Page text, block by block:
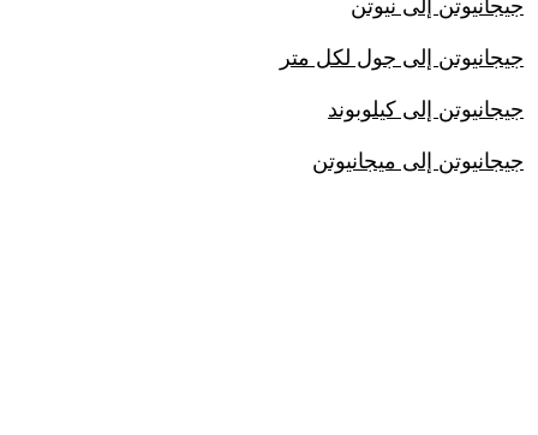
جيجانيوتن إلى جول لكل متر
جيجانيوتن إلى كيلوبوند
جيجانيوتن إلى ميجانيوتن